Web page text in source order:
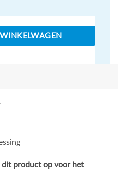
kunststof geborsteld
dit product op voor het